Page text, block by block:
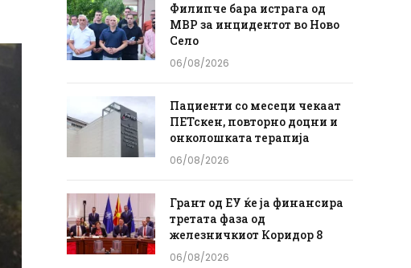
Филипче бара истрага од
МВР за инцидентот во Ново
Село
06/08/2026
Пациенти со месеци чекаат
ПЕТскен, повторно доцни и
онколошката терапија
06/08/2026
Грант од ЕУ ќе ја финансира
третата фаза од
железничкиот Коридор 8
06/08/2026